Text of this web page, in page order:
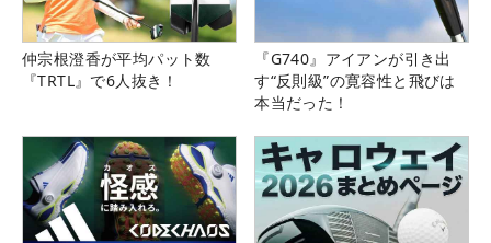
仲宗根澄香が平均パット数
『TRTL』で6人抜き！
『G740』アイアンが引き出
す“反則級”の寛容性と飛びは
本当だった！